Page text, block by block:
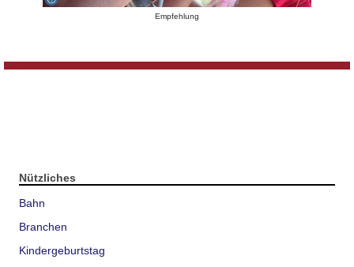
Empfehlung
Nützliches
Bahn
Branchen
Kindergeburtstag